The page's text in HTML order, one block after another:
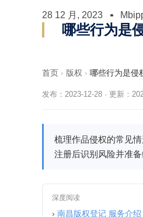
28 12 月, 2023
哪些行为是
首页 › 版权 › 哪些行为是侵
发布：2023-12-28 · 更新：
梳理作品侵权的常见
注册后识别风险并准备
深度阅读
› 南昌版权登记 服务介绍